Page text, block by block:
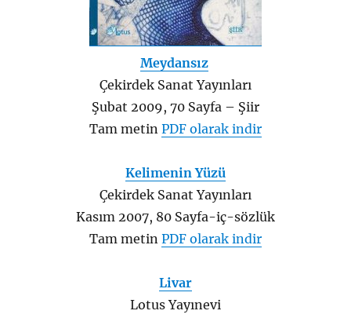
Meydansız
Çekirdek Sanat Yayınları
Şubat 2009, 70 Sayfa – Şiir
Tam metin PDF olarak indir
Kelimenin Yüzü
Çekirdek Sanat Yayınları
Kasım 2007, 80 Sayfa-iç-sözlük
Tam metin PDF olarak indir
Livar
Lotus Yayınevi